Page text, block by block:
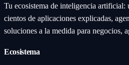
Tu ecosistema de inteligencia artificial:
cientos de aplicaciones explicadas,
soluciones a la medida para negocios,
Ecosistema